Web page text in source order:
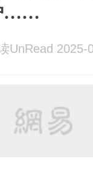
……
UnRead 2025-